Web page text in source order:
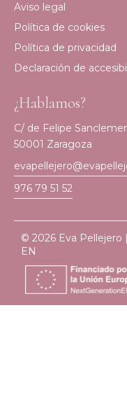
Aviso legal
Política de cookies
Política de privacidad
Declaración de
¿Hablamos?
C/ de Felipe
50001 Zaragoza
976 79 51 52
© 2026 Eva Pellejero
EN